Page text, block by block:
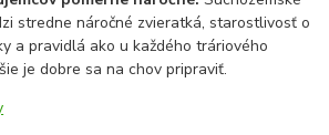
stredne náročné zvieratká, starostlivosť o
a pravidlá ako u každého tráriového
je dobre sa na chov pripraviť.